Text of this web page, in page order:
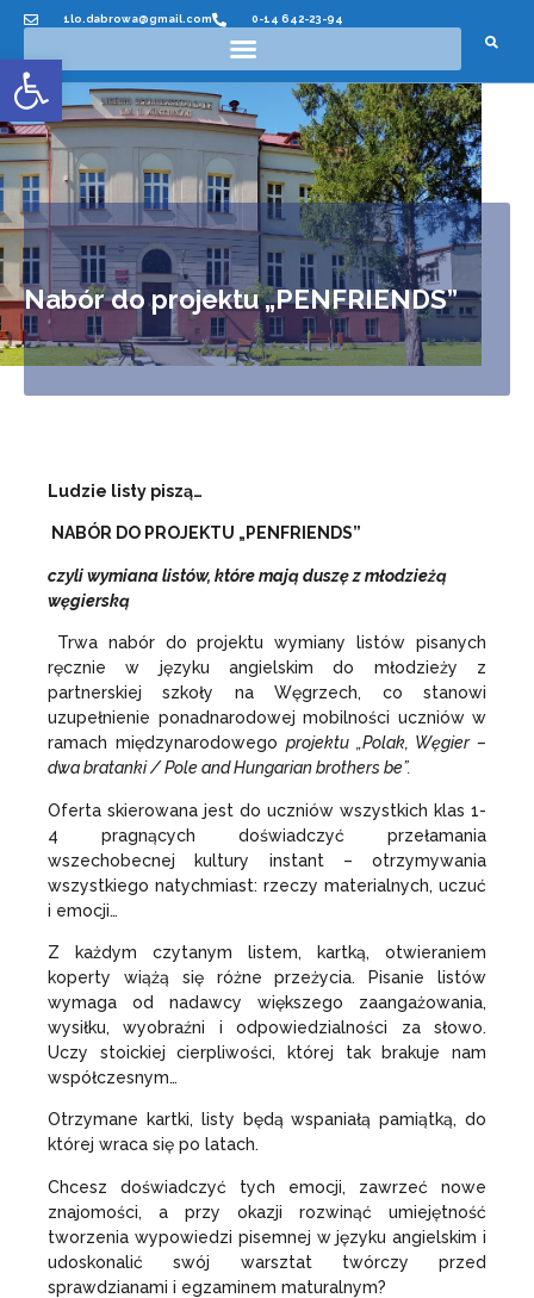
Otwórz pasek narzędzi
1lo.dabrowa@gmail.com 0-14 642-23-94
Nabór do projektu „PENFRIENDS”
Ludzie listy piszą…
NABÓR DO PROJEKTU „PENFRIENDS”
czyli wymiana listów, które mają duszę z młodzieżą
węgierską
Trwa nabór do projektu wymiany listów pisanych
ręcznie w języku angielskim do młodzieży z
partnerskiej szkoły na Węgrzech, co stanowi
uzupełnienie ponadnarodowej mobilności uczniów w
ramach międzynarodowego projektu „Polak, Węgier –
dwa bratanki / Pole and Hungarian brothers be”.
Oferta skierowana jest do uczniów wszystkich klas 1-
4 pragnących doświadczyć przełamania
wszechobecnej kultury instant – otrzymywania
wszystkiego natychmiast: rzeczy materialnych, uczuć
i emocji…
Z każdym czytanym listem, kartką, otwieraniem
koperty wiążą się różne przeżycia. Pisanie listów
wymaga od nadawcy większego zaangażowania,
wysiłku, wyobraźni i odpowiedzialności za słowo.
Uczy stoickiej cierpliwości, której tak brakuje nam
współczesnym…
Otrzymane kartki, listy będą wspaniałą pamiątką, do
której wraca się po latach.
Chcesz doświadczyć tych emocji, zawrzeć nowe
znajomości, a przy okazji rozwinąć umiejętność
tworzenia wypowiedzi pisemnej w języku angielskim i
udoskonalić swój warsztat twórczy przed
sprawdzianami i egzaminem maturalnym?